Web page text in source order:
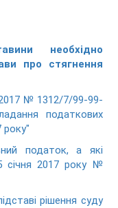
необхідно
про стягнення
№ 1312/7/99-99-
податкових
року"
податок, а які
січня 2017 року №
рішення суду